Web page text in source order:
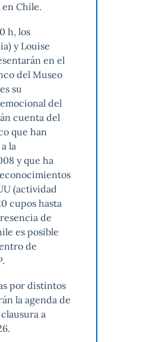
en Chile.
h, los
y Louise
en el
del Museo
su
del
cuenta del
que han
la
y que ha
(actividad
cupos hasta
de
es posible
de
por distintos
la agenda de
a